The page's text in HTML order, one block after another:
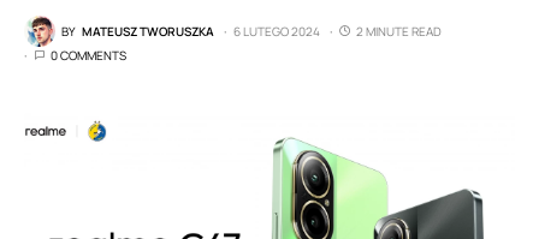
BY MATEUSZ TWORUSZKA 6 LUTEGO 2024
2 MINUTE READ
0 COMMENTS